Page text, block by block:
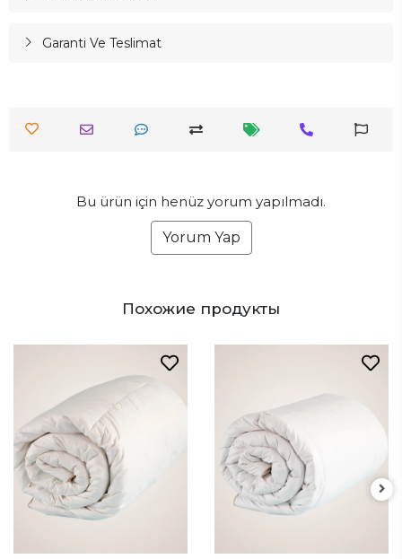
Garanti Ve Teslimat
Bu ürün için henüz yorum yapılmadı.
Yorum Yap
Похожие продукты